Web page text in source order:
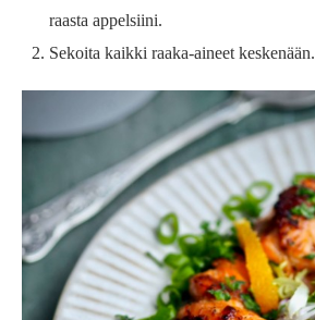
raasta appelsiini.
Sekoita kaikki raaka-aineet keskenään.